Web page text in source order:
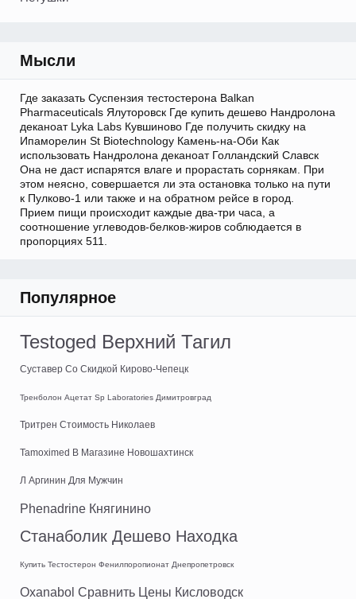
Мысли
Где заказать Суспензия тестостерона Balkan
Pharmaceuticals Ялуторовск Где купить дешево Нандролона
деканоат Lyka Labs Кувшиново Где получить скидку на
Ипаморелин St Biotechnology Камень-на-Оби Как
использовать Нандролона деканоат Голландский Славск
Она не даст испарятся влаге и прорастать сорнякам. При
этом неясно, совершается ли эта остановка только на пути
к Пулково-1 или также и на обратном рейсе в город.
Прием пищи происходит каждые два-три часа, а
соотношение углеводов-белков-жиров соблюдается в
пропорциях 511.
Популярное
Testoged Верхний Тагил
Суставер Со Скидкой Кирово-Чепецк
Тренболон Ацетат Sp Laboratories Димитровград
Тритрен Стоимость Николаев
Tamoximed В Магазине Новошахтинск
Л Аргинин Для Мужчин
Phenadrine Княгинино
Станаболик Дешево Находка
Купить Тестостерон Фенилпоропионат Днепропетровск
Oxanabol Сравнить Цены Кисловодск